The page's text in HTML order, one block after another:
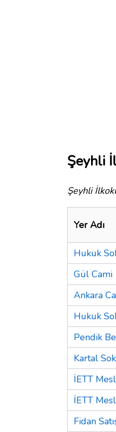
Şeyhli
Şeyhli
Yer Adı
Hukuk
Gül Cami
Ankara
Hukuk
Pendik
Kartal
İETT
İETT
Fidan